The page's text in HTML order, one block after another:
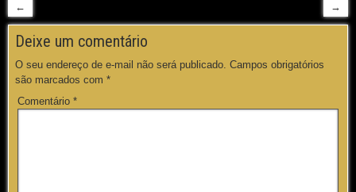
← →
Deixe um comentário
O seu endereço de e-mail não será publicado. Campos obrigatórios
são marcados com *
Comentário *